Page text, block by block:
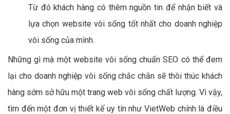
Từ đó khách hàng có thêm nguồn tin để nhận biết và
lựa chọn website vôi sống tốt nhất cho doanh nghiệp
vôi sống của mình.
Những gì mà một website vôi sống chuẩn SEO có thể đem
lại cho doanh nghiệp vôi sống chắc chắn sẽ thôi thúc khách
hàng sớm sở hữu một trang web vôi sống chất lượng. Vì vậy,
tìm đến một đơn vị thiết kế uy tín như VietWeb chính là điều